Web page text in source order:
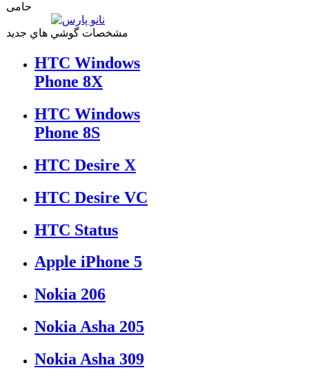
حامی
مشخصات گوشي هاي جديد
HTC Windows
Phone 8X
HTC Windows
Phone 8S
HTC Desire X
HTC Desire VC
HTC Status
Apple iPhone 5
Nokia 206
Nokia Asha 205
Nokia Asha 309